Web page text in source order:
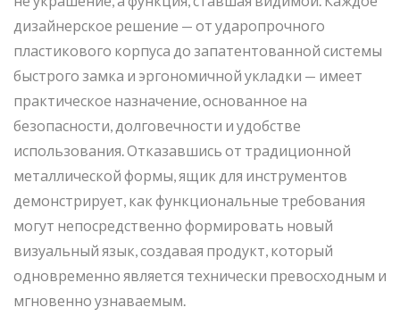
дизайнерское решение — от ударопрочного
пластикового корпуса до запатентованной системы
быстрого замка и эргономичной укладки — имеет
практическое назначение, основанное на
безопасности, долговечности и удобстве
использования. Отказавшись от традиционной
металлической формы, ящик для инструментов
демонстрирует, как функциональные требования
могут непосредственно формировать новый
визуальный язык, создавая продукт, который
одновременно является технически превосходным и
мгновенно узнаваемым.